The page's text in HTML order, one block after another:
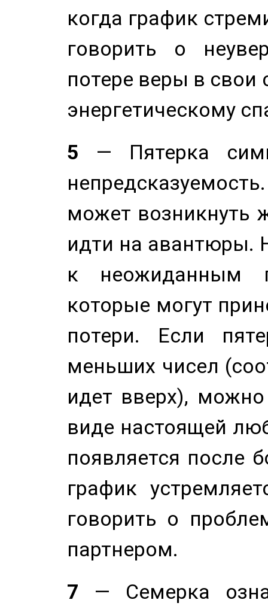
когда график
говорить о
потере веры в свои
энергетическому
5 — Пятерка
может возникнуть
идти на авантюры.
к неожиданным
которые могут
потери. Если
меньших чисел
идет вверх),
виде настоящей
появляется после
график
говорить о
партнером.
7 — Семерка